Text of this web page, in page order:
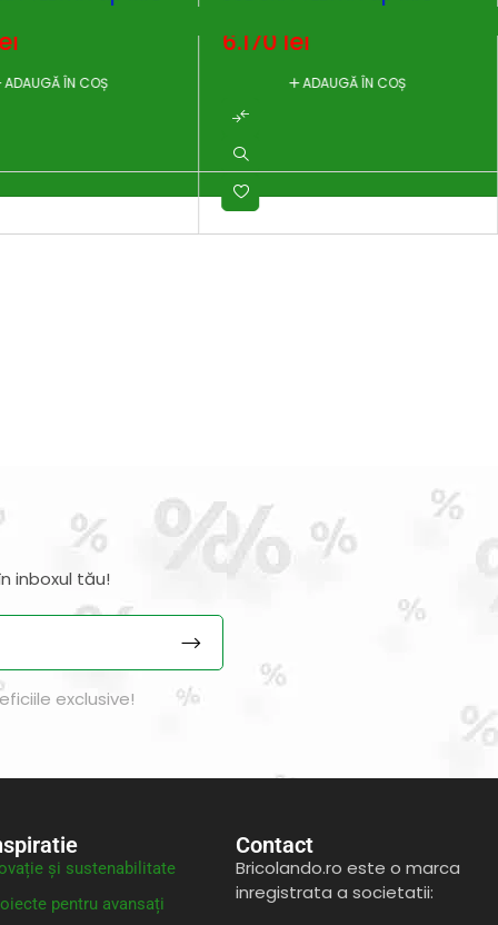
ADAUGĂ ÎN COȘ
6.170 lei
ADAUGĂ ÎN COȘ
inboxul tău!
exclusive!
și sustenabilitate
pentru avansați
Contact
Bricolando.ro este o marca
inregistrata a societatii: